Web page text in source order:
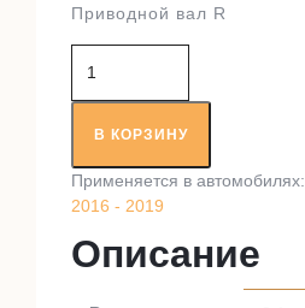
Приводной вал R
товара
Приводной
валВ КОРЗИНУ
Применяется в автомобилях:
2016 - 2019
Описание